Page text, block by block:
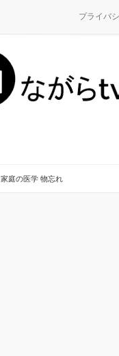
プライバ
家庭の医学 物忘れ